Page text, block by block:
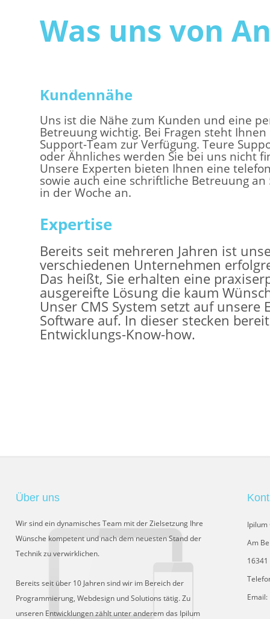
Was uns von
Kundennähe
Uns ist die Nähe zum Kunden und eine
Betreuung wichtig. Bei Fragen steht
Support-Team zur Verfügung. Teure
oder Ähnliches werden Sie bei uns nicht
Unsere Experten bieten Ihnen eine
sowie auch eine schriftliche Betreuung an
in der Woche an.
Expertise
Bereits seit mehreren Jahren ist
verschiedenen Unternehmen
Das heißt, Sie erhalten eine
ausgereifte Lösung die kaum
Unser CMS System setzt auf unsere
Software auf. In dieser stecken
Entwicklungs-Know-how.
Über uns
Wir sind ein dynamisches Team mit der Zielsetzung Ihre
Wünsche kompetent und nach dem neuesten Stand der
Technik zu verwirklichen.
Bereits seit über 10 Jahren sind wir im Bereich der
Programmierung, Webdesign und Solutions tätig. Zu
unseren Entwicklungen zählt unter anderem das Ipilum
Ipilum
Am